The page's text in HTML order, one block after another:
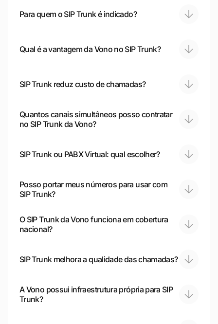
Para quem o SIP Trunk é indicado?
Qual é a vantagem da Vono no SIP Trunk?
SIP Trunk reduz custo de chamadas?
Quantos canais simultâneos posso contratar
no SIP Trunk da Vono?
SIP Trunk ou PABX Virtual: qual escolher?
Posso portar meus números para usar com
SIP Trunk?
O SIP Trunk da Vono funciona em cobertura
nacional?
SIP Trunk melhora a qualidade das chamadas?
A Vono possui infraestrutura própria para SIP
Trunk?